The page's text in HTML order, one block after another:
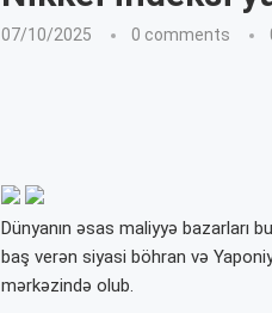
07/10/2025 0 comments
Dünyanın əsas maliyyə bazarları
baş verən siyasi böhran və
mərkəzində olub.